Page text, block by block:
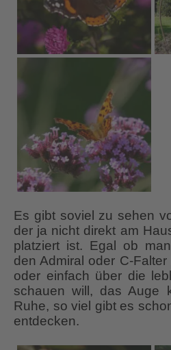
Es gibt soviel zu sehen
der ja nicht direkt am
platziert ist. Egal ob
den Admiral oder C-
oder einfach über die
schauen will, das Auge
Ruhe, so viel gibt es
entdecken.